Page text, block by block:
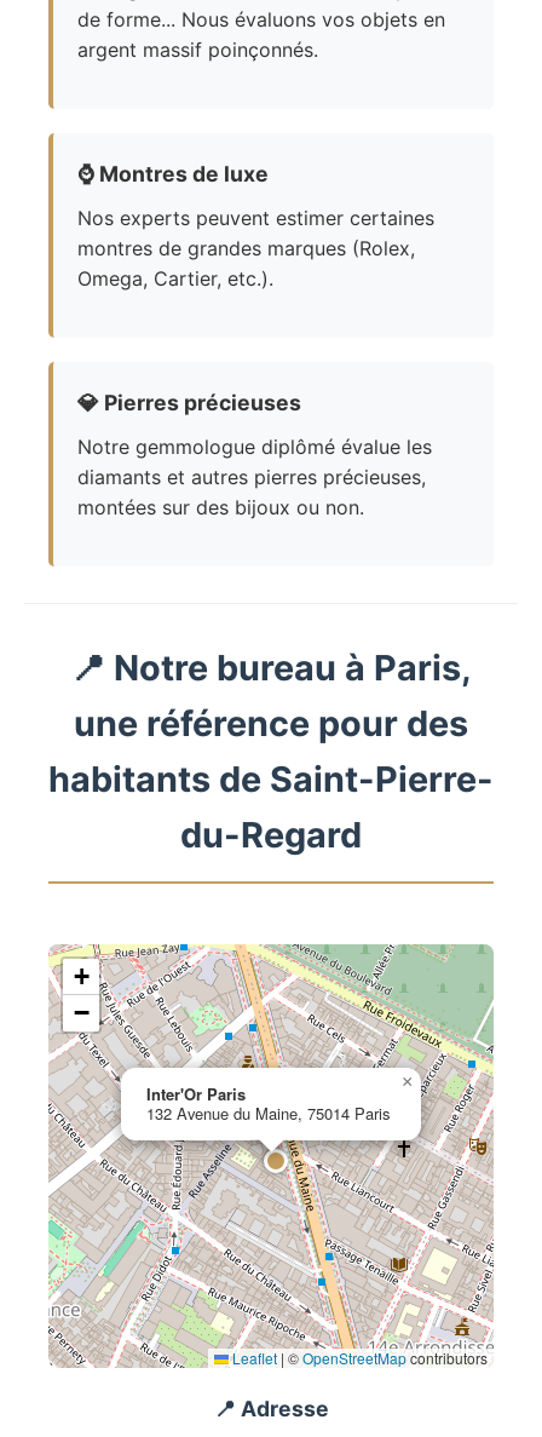
de forme... Nous évaluons vos objets en
argent massif poinçonnés.
⌚ Montres de luxe
Nos experts peuvent estimer certaines
montres de grandes marques (Rolex,
Omega, Cartier, etc.).
💎 Pierres précieuses
Notre gemmologue diplômé évalue les
diamants et autres pierres précieuses,
montées sur des bijoux ou non.
📍 Notre bureau à Paris,
une référence pour des
habitants de Saint-Pierre-
du-Regard
Inter'Or Paris
132 Avenue du Maine, 75014 Paris
×
+
−
Leaflet | ©OpenStreetMapcontributors
📍 Adresse